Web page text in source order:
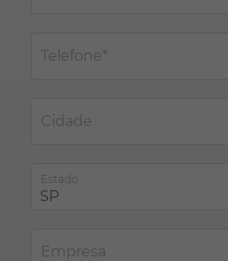
Telefone*
Cidade
Estado
Empresa